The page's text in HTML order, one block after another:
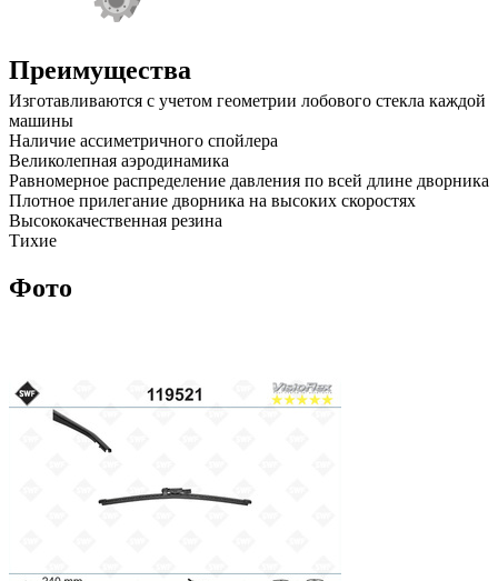
Преимущества
Изготавливаются с учетом геометрии лобового стекла каждой
машины
Наличие ассиметричного спойлера
Великолепная аэродинамика
Равномерное распределение давления по всей длине дворника
Плотное прилегание дворника на высоких скоростях
Высококачественная резина
Тихие
Фото